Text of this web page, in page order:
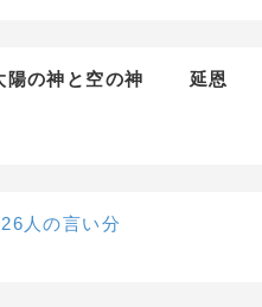
陽の神と空の神 延恩
人の言い分